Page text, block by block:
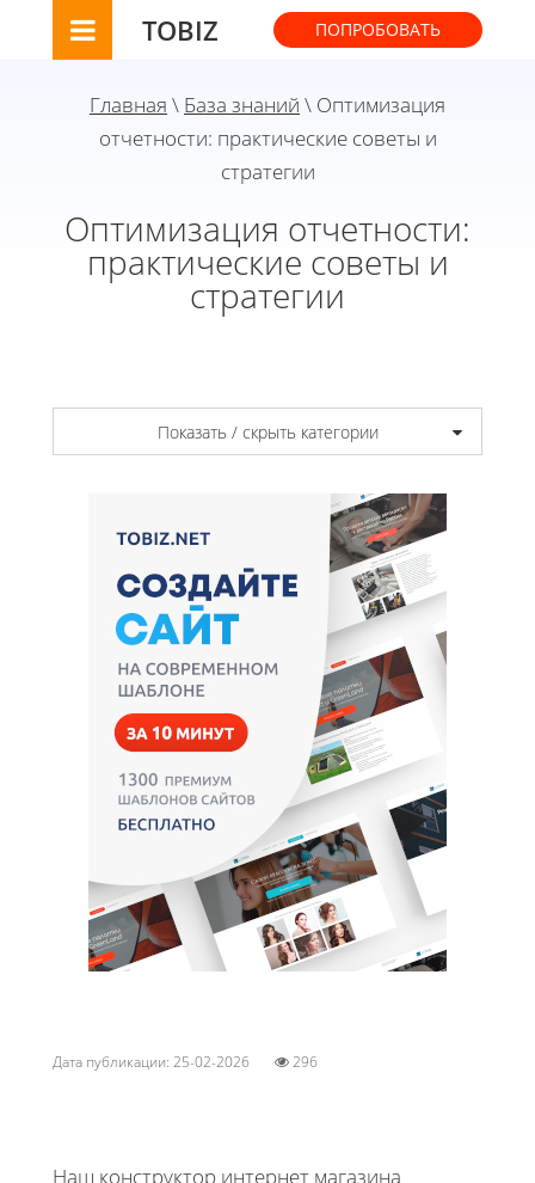
TOBIZ ПОПРОБОВАТЬ
Главная \ База знаний \ Оптимизация
отчетности: практические советы и
стратегии
Оптимизация отчетности:
практические советы и
стратегии
Показать / скрыть категории
Дата публикации: 25-02-2026 296
Наш конструктор интернет магазина